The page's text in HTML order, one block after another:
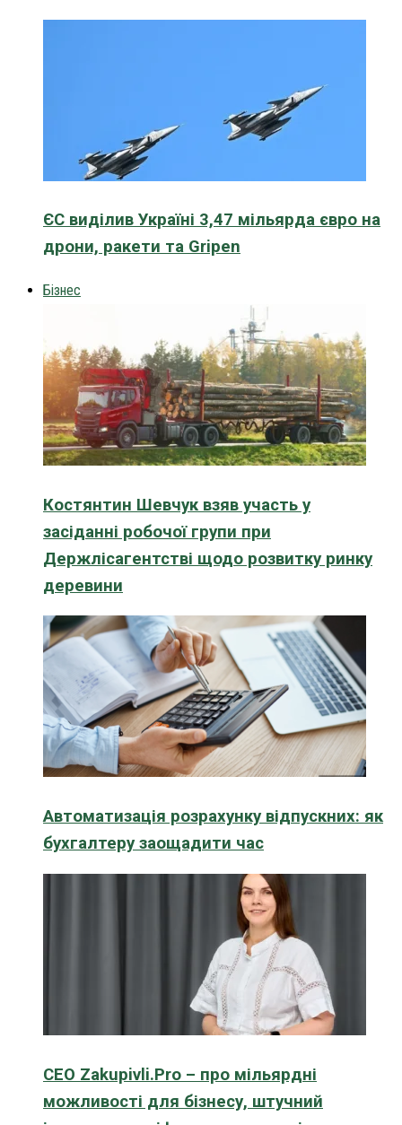
ЄС виділив Україні 3,47 мільярда євро на
дрони, ракети та Gripen
Бізнес
Костянтин Шевчук взяв участь у
засіданні робочої групи при
Держлісагентстві щодо розвитку ринку
деревини
Автоматизація розрахунку відпускних: як
бухгалтеру заощадити час
CEO Zakupivli.Pro – про мільярдні
можливості для бізнесу, штучний